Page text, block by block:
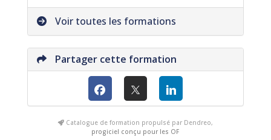
Voir toutes les formations
Partager cette formation
Catalogue de formation propulsé par Dendreo,
progiciel conçu pour les OF